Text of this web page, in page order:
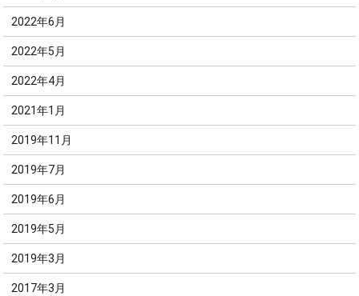
2022年6月
2022年5月
2022年4月
2021年1月
2019年11月
2019年7月
2019年6月
2019年5月
2019年3月
2017年3月